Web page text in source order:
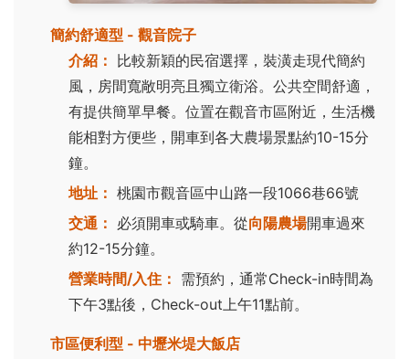
簡約舒適型 - 觀音院子
介紹：
比較新穎的民宿選擇，裝潢走現代簡約
風，房間寬敞明亮且獨立衛浴。公共空間舒適，
有提供簡單早餐。位置在觀音市區附近，生活機
能相對方便些，開車到各大農場景點約10-15分
鐘。
地址： 桃園市觀音區中山路一段1066巷66號
交通： 必須開車或騎車。從向陽農場開車過來
約12-15分鐘。
營業時間/入住： 需預約，通常Check-in時間為
下午3點後，Check-out上午11點前。
市區便利型 - 中壢米堤大飯店